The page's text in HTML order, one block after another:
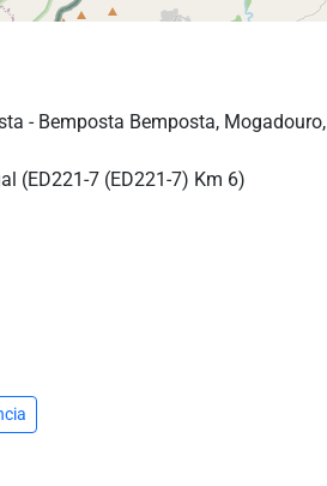
- Bemposta Bemposta, Mogadouro,
(ED221-7 (ED221-7) Km 6)